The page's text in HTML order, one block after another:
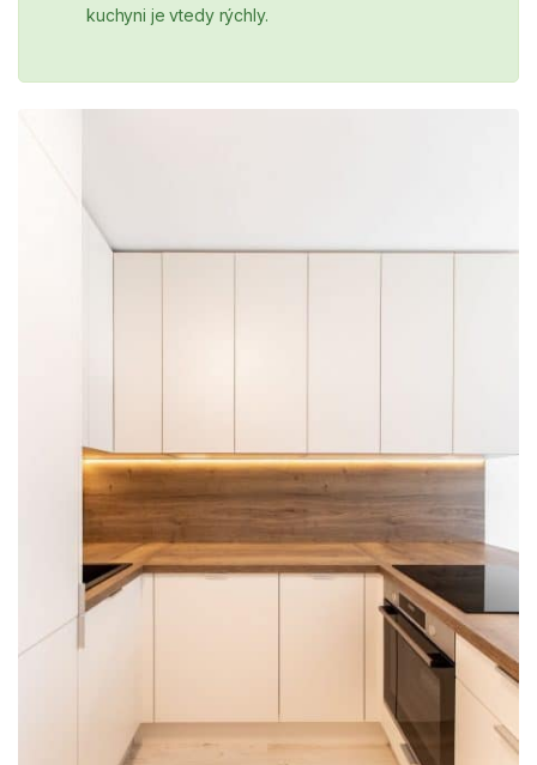
kuchyni je vtedy rýchly.